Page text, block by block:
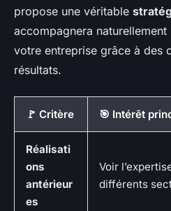
propose une véritable
accompagnera
votre entreprise grâce à des
résultats.
🚩 Critère 🎯 Intérêt
Réalisati
ons
antérieur
es
Voir
différents